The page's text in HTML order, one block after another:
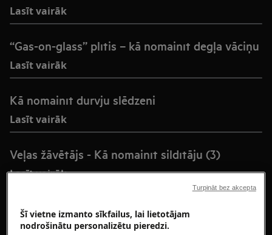
Lasīt vairāk
“Gas-on-glass” plītis – kā nomainīt degļa vāciņu
Lasīt vairāk
Kā nomainīt durvju slēdzeni
Lasīt vairāk
Veļas žāvētājs - Kā nomainīt sildītāju (3)
Lasīt vairāk
Kā nomainīt vadības paneli (3)
Kā nomainīt vadības paneli
Šī vietne izmanto sīkfailus, lai lietotājam
nodrošinātu personalizētu pieredzi.
Turpināt bez akcepta